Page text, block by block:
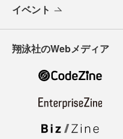
イベント
翔泳社のWebメディア